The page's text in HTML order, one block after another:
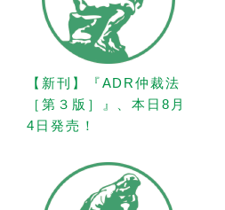
【新刊】『ADR仲裁法
［第３版］』、本日8月
4日発売！